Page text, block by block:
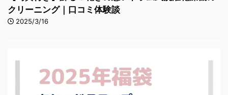
クリーニング｜口コミ体験談
2025/3/16